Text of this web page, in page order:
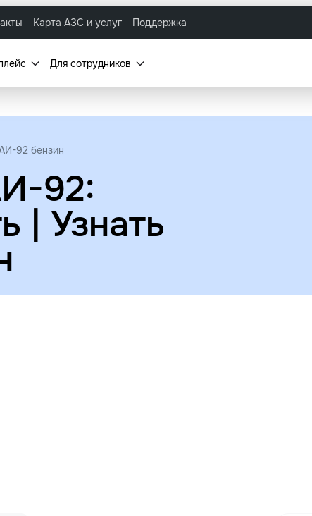
Карта АЗС и услуг Поддержка
Для сотрудников
92 бензин
92:
| Узнать